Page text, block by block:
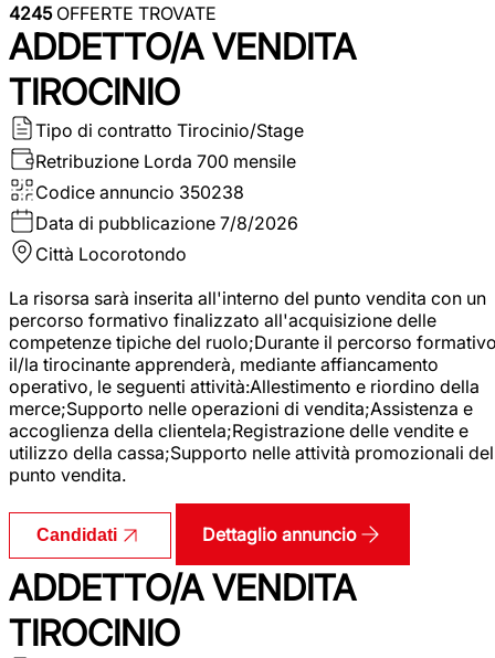
4245OFFERTE TROVATE
ADDETTO/A VENDITA
TIROCINIO
Tipo di contratto Tirocinio/Stage
Retribuzione Lorda 700 mensile
Codice annuncio 350238
Data di pubblicazione 7/8/2026
Città Locorotondo
La risorsa sarà inserita all'interno del punto vendita con un
percorso formativo finalizzato all'acquisizione delle
competenze tipiche del ruolo;Durante il percorso
il/la tirocinante apprenderà, mediante affiancamento
operativo, le seguenti attività:Allestimento e riordino della
merce;Supporto nelle operazioni di vendita;Assistenza e
accoglienza della clientela;Registrazione delle vendite e
utilizzo della cassa;Supporto nelle attività promozionali del
punto vendita.
Candidati Dettaglio annuncio
ADDETTO/A VENDITA
TIROCINIO